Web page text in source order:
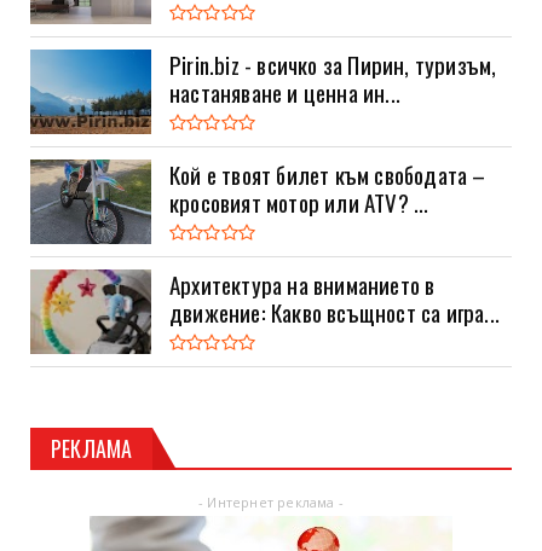
Pirin.biz - всичко за Пирин, туризъм,
настаняване и ценна ин...
Кой е твоят билет към свободата –
кросовият мотор или ATV? ...
Архитектура на вниманието в
движение: Какво всъщност са игра...
РЕКЛАМА
- Интернет реклама -